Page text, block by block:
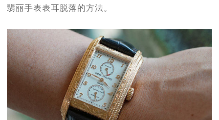
翡丽手表表耳脱落的方法。